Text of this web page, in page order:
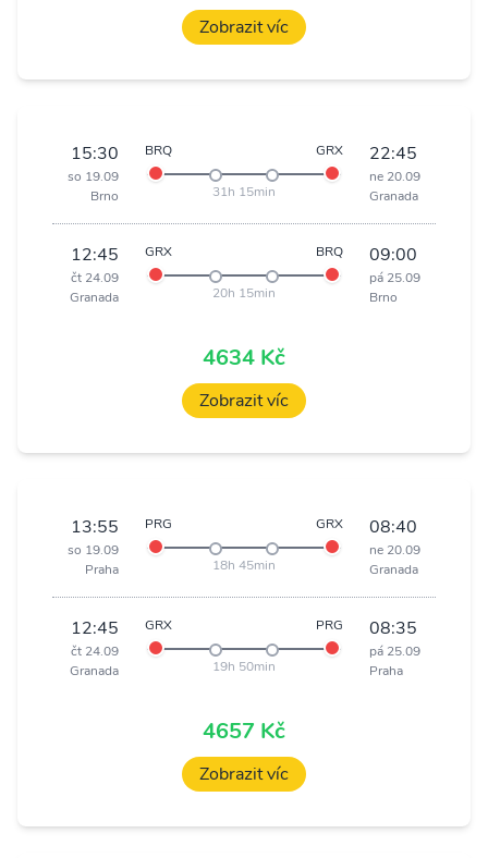
Zobrazit víc
15:30
so 19.09
Brno
BRQ GRX
31h 15min
22:45
ne 20.09
Granada
12:45
čt 24.09
Granada
GRX BRQ
20h 15min
09:00
pá 25.09
Brno
4634 Kč
Zobrazit víc
13:55
so 19.09
Praha
PRG GRX
18h 45min
08:40
ne 20.09
Granada
12:45
čt 24.09
Granada
GRX PRG
19h 50min
08:35
pá 25.09
Praha
4657 Kč
Zobrazit víc